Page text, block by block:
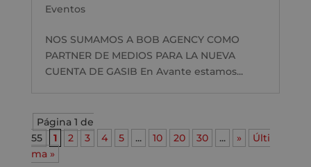
Eventos
NOS SUMAMOS A BOB AGENCY COMO
PARTNER DE MEDIOS PARA LA NUEVA
CUENTA DE GASIB En Avante estamos...
Página 1 de
55
1 2 3 4 5 ... 10 20 30 ... »
Últi
ma »